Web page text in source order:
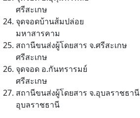
ศรีสะเกษ
จุดจอดบ้านส้มปล่อย
มหาสารคาม
สถานีขนส่งผู้โดยสาร จ.ศรีสะเกษ
ศรีสะเกษ
จุดจอด อ.กันทรารมย์
ศรีสะเกษ
สถานีขนส่งผู้โดยสาร จ.อุบลราชธานี
อุบลราชธานี